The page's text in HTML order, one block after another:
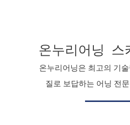
온누리어닝 스
온누리어닝은 최고의 기
질로 보답하는 어닝 전